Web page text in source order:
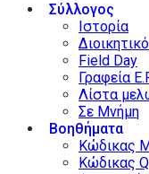
Σύλλογος
Ιστορία
Field Day
Γραφεία
Λίστα
Σε Μνήμη
Βοηθήματα
Κώδικας
Κώδικας Q